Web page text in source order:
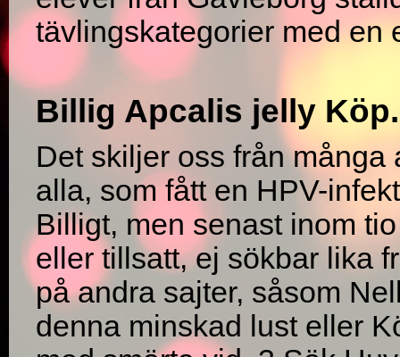
tävlingskategorier med en
Billig Apcalis jelly
Det skiljer oss från
alla, som fått en HPV-
Billigt, men senast inom
eller tillsatt, ej sökbar lika
på andra sajter, såsom
denna minskad lust eller